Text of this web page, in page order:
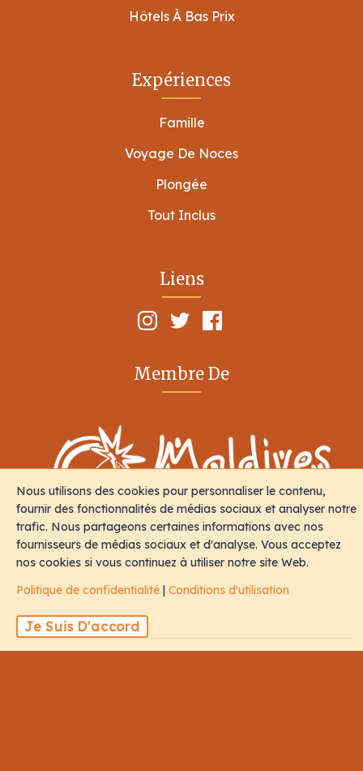
Hôtels À Bas Prix
Expériences
Famille
Voyage De Noces
Plongée
Tout Inclus
Liens
Membre De
Nous utilisons des cookies pour personnaliser le contenu,
fournir des fonctionnalités de médias sociaux et analyser notre
trafic. Nous partageons certaines informations avec nos
fournisseurs de médias sociaux et d'analyse. Vous acceptez
nos cookies si vous continuez à utiliser notre site Web.
Politique de confidentialité | Conditions d'utilisation
Je Suis D'accord